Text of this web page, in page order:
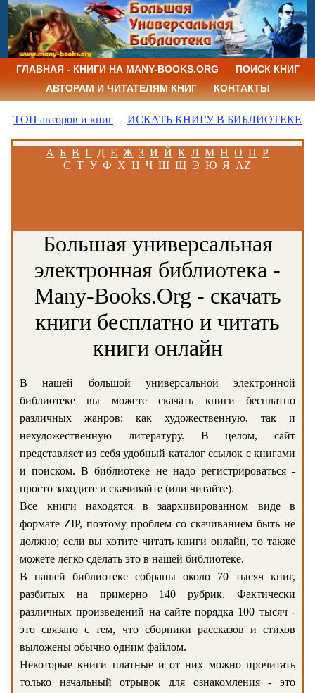
ГЛАВНАЯ - КНИГИ НА MANY-BOOKS.ORG
ПОИСК КНИГ
АВТОРАМ И ЧИТАТЕЛЯМ КНИГ
КОНТАКТЫ
ТОП авторов и книг ИСКАТЬ КНИГУ В БИБЛИОТЕКЕ
А Б В Г Д Е Ж З И Й К Л М Н О П Р
С Т У Ф Х Ц Ч Ш Щ Э Ю Я AZ
Большая универсальная
электронная библиотека -
Many-Books.Org - скачать
книги бесплатно и читать
книги онлайн
В нашей большой универсальной электронной
библиотеке вы можете скачать книги бесплатно
различных жанров: как художественную, так и
нехудожественную литературу. В целом, сайт
представляет из себя удобный каталог ссылок с книгами
и поиском. В библиотеке не надо регистрироваться -
просто заходите и скачивайте (или читайте).
Все книги находятся в заархивированном виде в
формате ZIP, поэтому проблем со скачиванием быть не
должно; если вы хотите читать книги онлайн, то также
можете легко сделать это в нашей библиотеке.
В нашей библиотеке собраны около 70 тысяч книг,
разбитых на примерно 140 рубрик. Фактически
различных произведений на сайте порядка 100 тысяч -
это связано с тем, что сборники рассказов и стихов
выложены обычно одним файлом.
Некоторые книги платные и от них можно прочитать
только начальный отрывок для ознакомления - это